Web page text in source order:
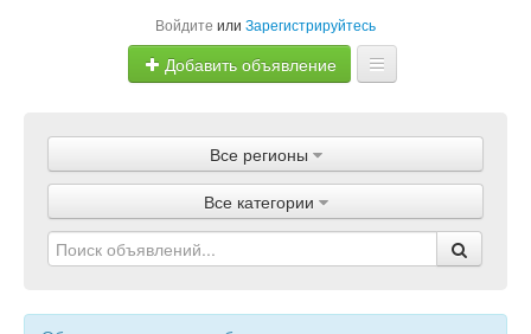
Войдите или Зарегистрируйтесь
Добавить объявление
Объявления
Магазины
Услуги
Статьи
Все регионы
Все категории